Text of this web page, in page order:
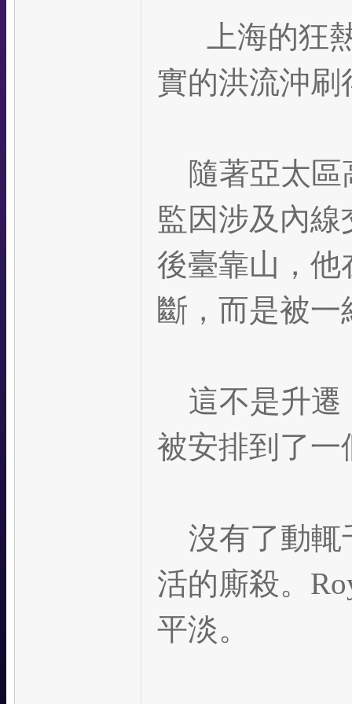
上海的狂
實的洪流沖
隨著亞太區
監因涉及內線
後臺靠山，他
斷，而是被
這不是升遷
被安排到了一
沒有了動輒
活的廝殺。
平淡。